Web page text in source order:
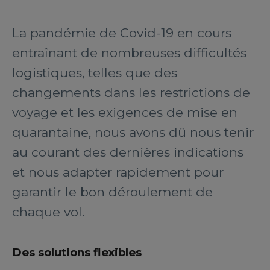
La pandémie de Covid-19 en cours
entraînant de nombreuses difficultés
logistiques, telles que des
changements dans les restrictions de
voyage et les exigences de mise en
quarantaine, nous avons dû nous tenir
au courant des dernières indications
et nous adapter rapidement pour
garantir le bon déroulement de
chaque vol.
Des solutions flexibles